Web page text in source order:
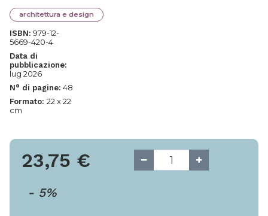
architettura e design
ISBN: 979-12-
5669-420-4
Data di
pubblicazione:
lug 2026
N° di pagine: 48
Formato: 22 x 22
cm
23,75 €
- 5%